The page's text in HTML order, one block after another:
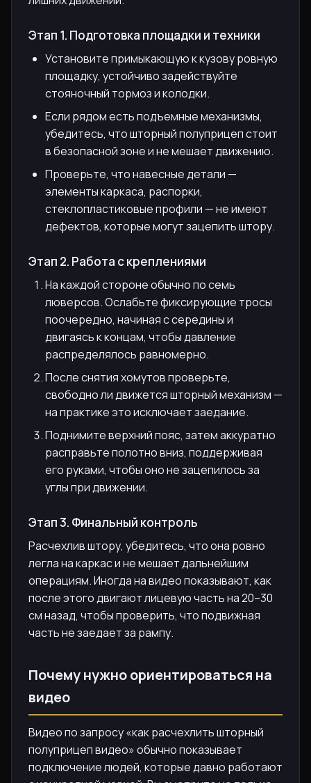
Этап 1. Подготовка площадки и техники
Установите примыкающую к кузову ровную
площадку, устойчиво задействуйте
стояночный тормоз и колодки.
Если рядом есть подъемные механизмы,
убедитесь, что шторный полуприцеп стоит
в безопасной зоне и не мешает движению.
Проверьте, что навесные детали —
элементы каркаса, распорки,
стеклопластиковые профили — не имеют
дефектов, которые могут зацепить штору.
Этап 2. Работа с креплениями
На каждой стороне обычно по семь
люверсов. Ослабьте фиксирующие тросы
поочередно, начиная с середины и
двигаясь к концам, чтобы давление
распределялось равномерно.
После снятия хомутов проверьте,
свободно ли движется шторный механизм —
на практике это исключает заедание.
Поднимите верхний пояс, затем аккуратно
расправьте полотно вниз, поддерживая
его руками, чтобы оно не зацепилось за
углы при движении.
Этап 3. Финальный контроль
Расчехлив штору, убедитесь, что она ровно
легла на каркас и не мешает дальнейшим
операциям. Иногда на видео показывают, как
после этого двигают лицевую часть на 20–30
см назад, чтобы проверить, что подвижная
часть не заедает за рампу.
Почему нужно ориентироваться на
видео
Видео по запросу «как расчехлить шторный
полуприцеп видео» обычно показывает
подключение людей, которые давно работают